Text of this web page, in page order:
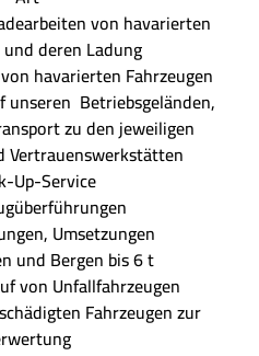
von havarierten
deren Ladung
havarierten Fahrzeugen
unseren Betriebsgeländen,
zu den jeweiligen
Up-Service
Umsetzungen
und Bergen bis 6 t
von Unfallfahrzeugen
Fahrzeugen zur